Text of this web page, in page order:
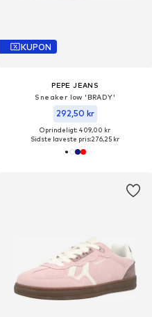
KUPON
PEPE JEANS
Sneaker low 'BRADY'
292,50 kr
Oprindeligt: 409,00 kr
Sidste laveste pris:276,25 kr